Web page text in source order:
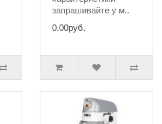
запрашивайте у м..
0.00руб.